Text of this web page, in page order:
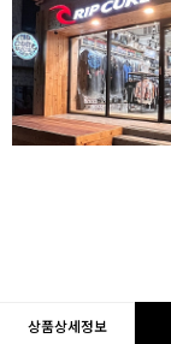
상품상세정보